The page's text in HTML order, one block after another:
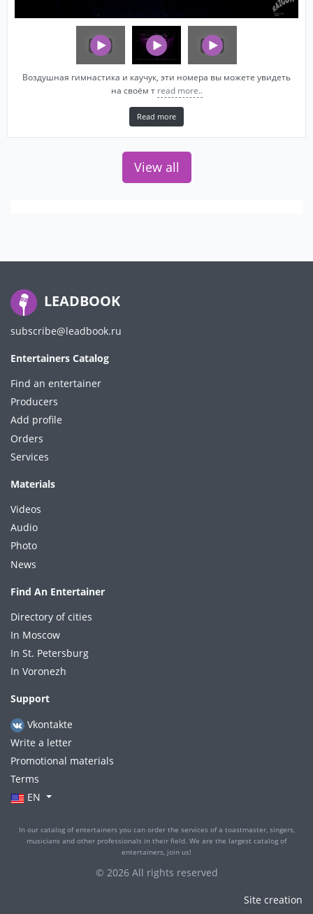
Воздушная гимнастика и каучук, эти номера вы можете увидеть
на своём т read more..
Read more
View all
LEADBOOK
subscribe@leadbook.ru
Entertainers Catalog
Find an entertainer
Producers
Add profile
Orders
Services
Materials
Videos
Audio
Photo
News
Find An Entertainer
Directory of cities
In Moscow
In St. Petersburg
In Voronezh
Support
Vkontakte
Write a letter
Promotional materials
Terms
EN
In our catalog of entertainers you can order the services of a toastmaster, singers,
musicians and other professionals in their field. We are the largest catalog of
entertainers, join us!
© 2026 All rights reserved
Site creation